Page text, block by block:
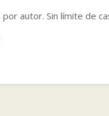
autor. Sin límite de